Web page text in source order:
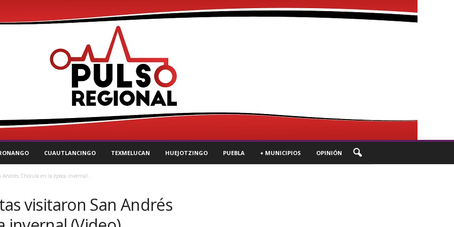
CUAUTLANCINGO TEXMELUCAN HUEJOTZINGO PUEBLA + MUNICIPIOS OPINIÓN
Cholula en la época invernal...
visitaron San Andrés